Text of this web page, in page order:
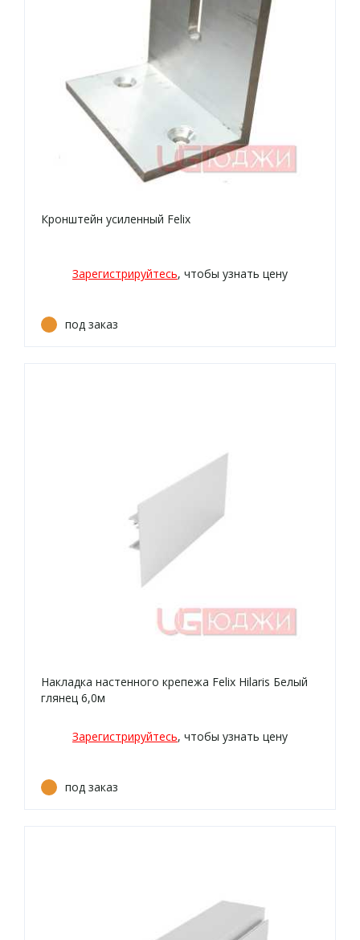
Кронштейн усиленный Felix
Зарегистрируйтесь, чтобы узнать цену
под заказ
Накладка настенного крепежа Felix Hilaris Белый
глянец 6,0м
Зарегистрируйтесь, чтобы узнать цену
под заказ